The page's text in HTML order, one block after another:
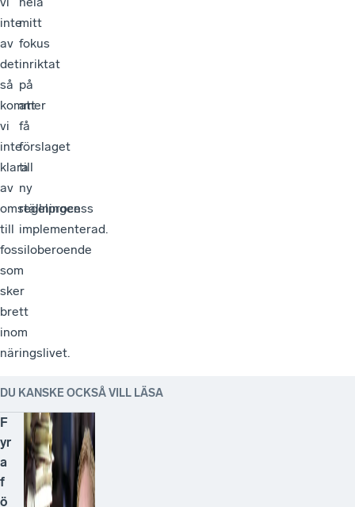
inte
av
det
så
kommer
vi
inte
klara
av
omställningen
till
fossiloberoende
som
sker
brett
inom
näringslivet.
mitt
fokus
inriktat
på
att
få
förslaget
till
ny
regelprocess
implementerad.
DU KANSKE OCKSÅ VILL LÄSA
F
yr
a
f
ö